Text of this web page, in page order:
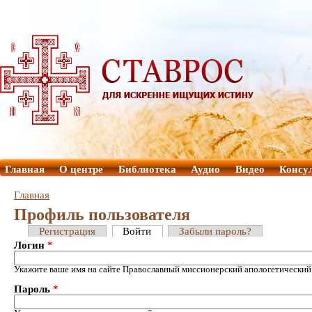
Главная О центре Библиотека Аудио Видео
Главная
Профиль пользователя
Регистрация Войти
Забыли пароль?
Логин *
Укажите ваше имя на сайте Православный миссионерский
Пароль *